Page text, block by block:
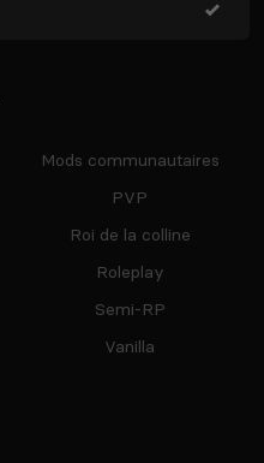
Mods communautaires
PVP
Roi de la colline
Roleplay
Semi-RP
Vanilla